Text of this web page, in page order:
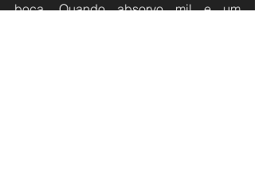
boca. Quando absorvo mil e um